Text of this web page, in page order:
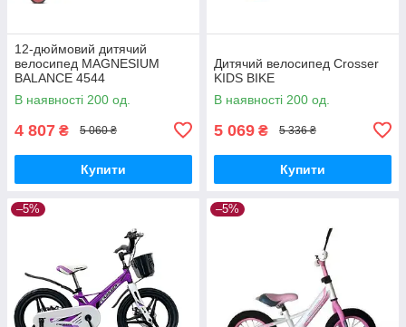
12-дюймовий дитячий
велосипед MAGNESIUM
BALANCE 4544
В наявності 200 од.
4 807 ₴ 5 060 ₴
Купити
Дитячий велосипед Crosser
KIDS BIKE
В наявності 200 од.
5 069 ₴ 5 336 ₴
Купити
–5% –5%